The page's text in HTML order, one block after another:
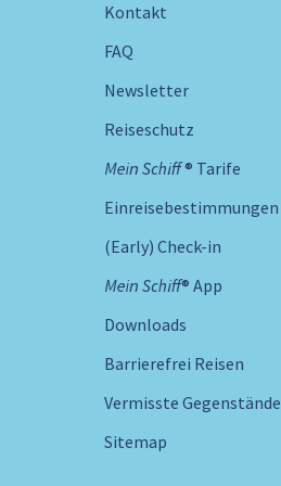
Kontakt
FAQ
Newsletter
Reiseschutz
Mein Schiff ® Tarife
Einreisebestimmungen
(Early) Check-in
Mein Schiff® App
Downloads
Barrierefrei Reisen
Vermisste Gegenstände
Sitemap